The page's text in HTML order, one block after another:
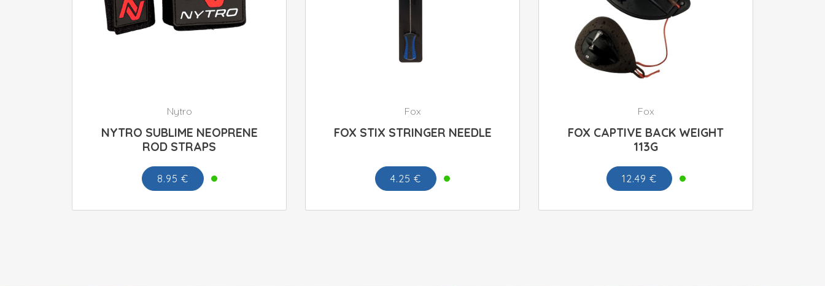
Nytro
NYTRO SUBLIME NEOPRENE
ROD STRAPS
8.95 €
Fox
FOX STIX STRINGER NEEDLE
4.25 €
Fox
FOX CAPTIVE BACK WEIGHT
113G
12.49 €